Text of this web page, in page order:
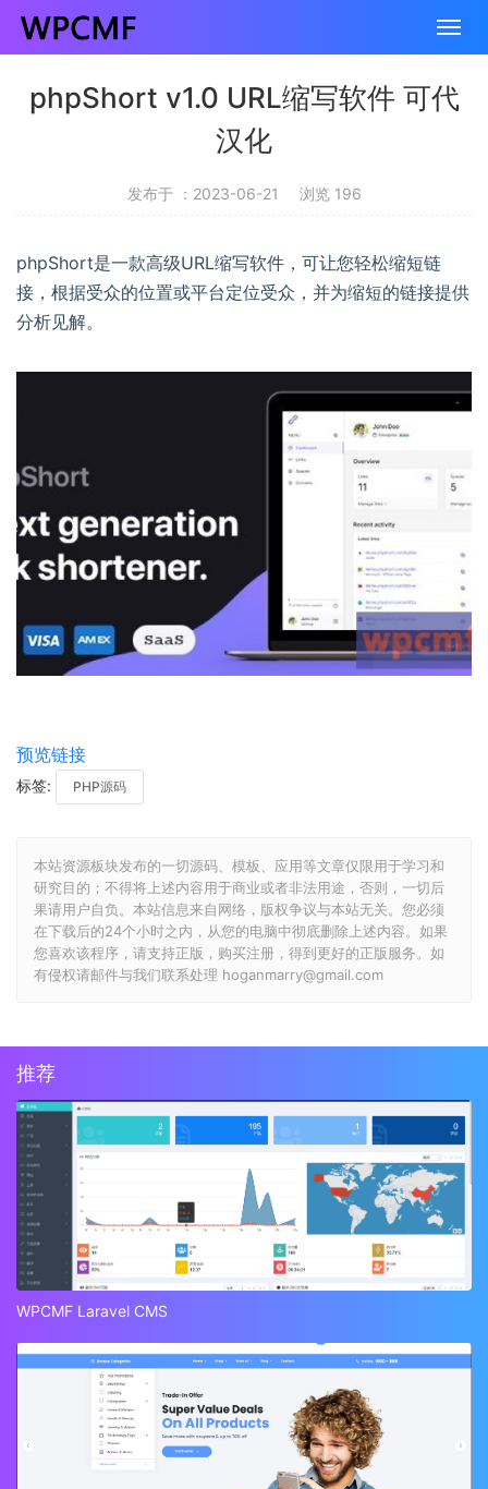
phpShort v1.0 URL缩写软件 可代
汉化
发布于 ：2023-06-21 浏览 196
phpShort是一款高级URL缩写软件，可让您轻松缩短链
接，根据受众的位置或平台定位受众，并为缩短的链接提供
分析见解。
预览链接
标签: PHP源码
本站资源板块发布的一切源码、模板、应用等文章仅限用于学习和
研究目的；不得将上述内容用于商业或者非法用途，否则，一切后
果请用户自负。本站信息来自网络，版权争议与本站无关。您必须
在下载后的24个小时之内，从您的电脑中彻底删除上述内容。如果
您喜欢该程序，请支持正版，购买注册，得到更好的正版服务。如
有侵权请邮件与我们联系处理 hoganmarry@gmail.com
推荐
WPCMF Laravel CMS